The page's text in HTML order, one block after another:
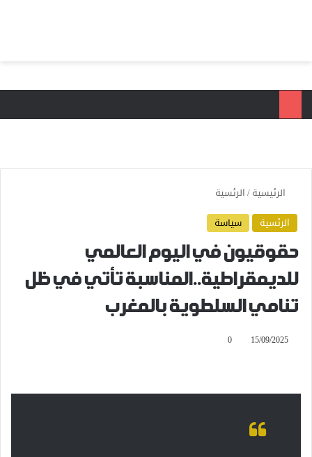
الرئيسية/الرئسية
الرئسية
سياسة
حقوقيون في اليوم العالمي
للديمقراطية..المناسبة تأتي في ظل
تنامي السلطوية بالمغرب
15/09/2025
0